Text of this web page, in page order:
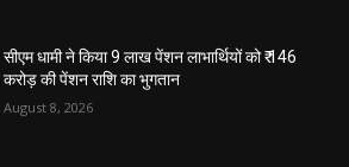
सीएम धामी ने किया 9 लाख पेंशन लाभार्थियों को ₹ 146
करोड़ की पेंशन राशि का भुगतान
August 8, 2026